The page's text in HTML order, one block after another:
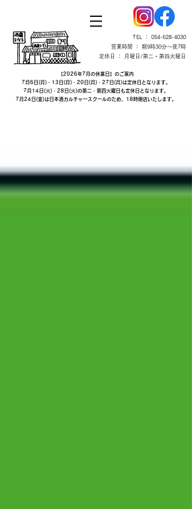
TEL ： 054-628-4030
営業時間 ： 朝9時30分～夜7時
定休日 ： 月曜日/第二・第四火曜日
【2026年7月の休業日】のご案内
7月6日(月)・13日(月)・20日(月)・27日(月)は定休日となります。
7月14日(火)・28日(火)の第二・第四火曜日も定休日となります。
7月24日(金)は日本酒カルチャースクールのため、18時閉店いたします。